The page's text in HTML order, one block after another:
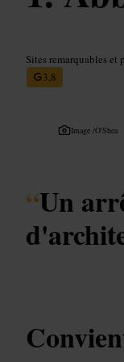
Sites remarquables et
3,8
Image /O'Shea
“Un